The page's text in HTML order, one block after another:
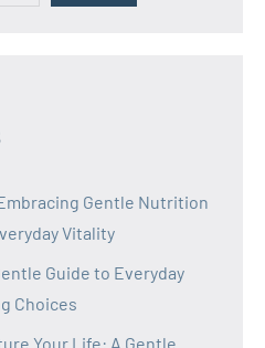
Gentle Nutrition
Vitality
Guide to Everyday
Choices
Your Life: A Gentle